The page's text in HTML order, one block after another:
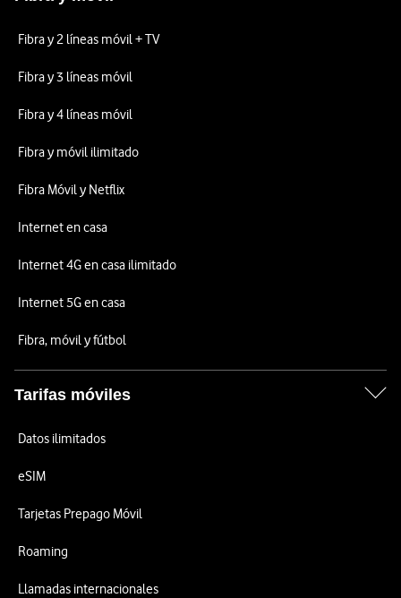
Fibra y 2 líneas móvil + TV
Fibra y 3 líneas móvil
Fibra y 4 líneas móvil
Fibra y móvil ilimitado
Fibra Móvil y Netflix
Internet en casa
Internet 4G en casa ilimitado
Internet 5G en casa
Fibra, móvil y fútbol
Tarifas móviles
Datos ilimitados
eSIM
Tarjetas Prepago Móvil
Roaming
Llamadas internacionales